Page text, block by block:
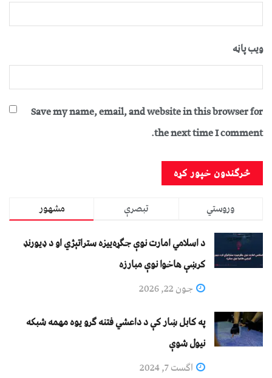
ویب پاڼه
Save my name, email, and website in this browser for
the next time I comment.
مشهور تبصرې
وروستي
د اسلامي امارت نوې جګړه‌ییزه ستراتېژي او د ډیورنډ
کرښې هاخوا نوې مبارزه
جون 22, 2026
په کابل ښار کې د داعشي فتنه ګرو يوه مهمه شبکه
نيول شوې
اگست 7, 2024